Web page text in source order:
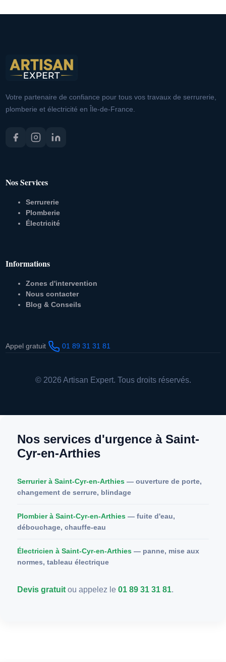
Votre partenaire de confiance pour tous vos travaux de serrurerie,
plomberie et électricité en Île-de-France.
Nos Services
Serrurerie
Plomberie
Électricité
Informations
Zones d'intervention
Nous contacter
Blog & Conseils
Appel gratuit 01 89 31 31 81
© 2026 Artisan Expert. Tous droits réservés.
Nos services d'urgence à Saint-
Cyr-en-Arthies
Serrurier à Saint-Cyr-en-Arthies — ouverture de porte,
changement de serrure, blindage
Plombier à Saint-Cyr-en-Arthies — fuite d'eau,
débouchage, chauffe-eau
Électricien à Saint-Cyr-en-Arthies — panne, mise aux
normes, tableau électrique
Devis gratuit ou appelez le 01 89 31 31 81.